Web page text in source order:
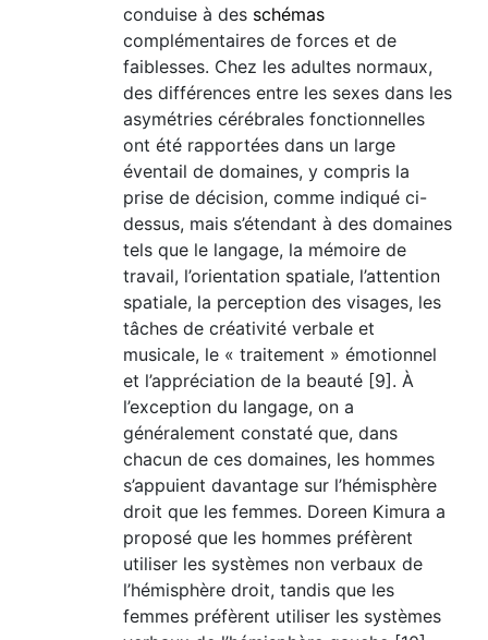
conduise à des schémas
complémentaires de forces et de
faiblesses. Chez les adultes normaux,
des différences entre les sexes dans les
asymétries cérébrales fonctionnelles
ont été rapportées dans un large
éventail de domaines, y compris la
prise de décision, comme indiqué ci-
dessus, mais s’étendant à des domaines
tels que le langage, la mémoire de
travail, l’orientation spatiale, l’attention
spatiale, la perception des visages, les
tâches de créativité verbale et
musicale, le « traitement » émotionnel
et l’appréciation de la beauté [9]. À
l’exception du langage, on a
généralement constaté que, dans
chacun de ces domaines, les hommes
s’appuient davantage sur l’hémisphère
droit que les femmes. Doreen Kimura a
proposé que les hommes préfèrent
utiliser les systèmes non verbaux de
l’hémisphère droit, tandis que les
femmes préfèrent utiliser les systèmes